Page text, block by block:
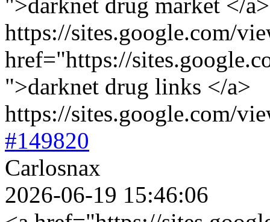
https://sites.google.com/
href="https://
">darknet drug links </a>
https://sites.google.com/
#149820
Carlosnax
2026-06-19 15:46:06